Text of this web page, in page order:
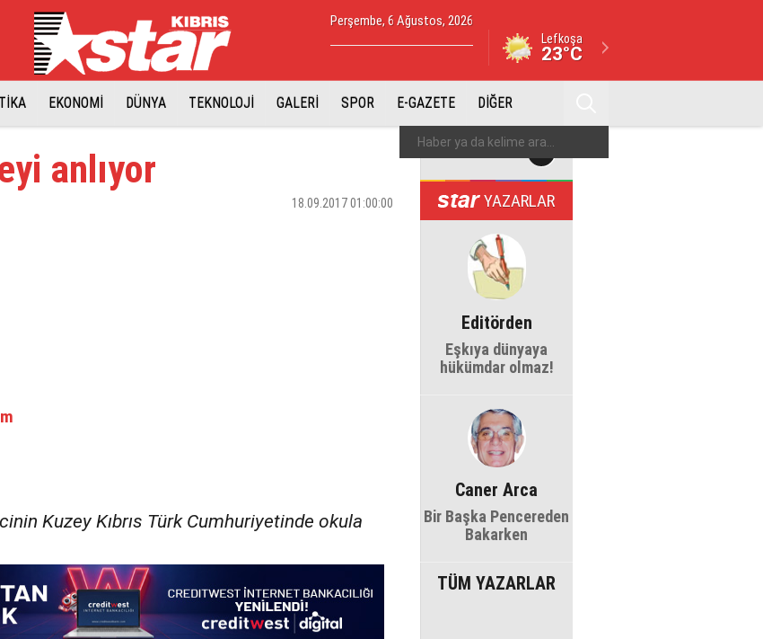
Perşembe, 6 Ağustos, 2026
Lefkoşa
23°C
EKONOMİ DÜNYA TEKNOLOJİ GALERİ SPOR E-GAZETE DİĞER
anlıyor
18.09.2017 01:00:00
Kuzey Kıbrıs Türk Cumhuriyetinde okula
YAZARLAR
Editörden
Eşkıya dünyaya
hükümdar olmaz!
Caner Arca
Bir Başka Pencereden
Bakarken
TÜM YAZARLAR